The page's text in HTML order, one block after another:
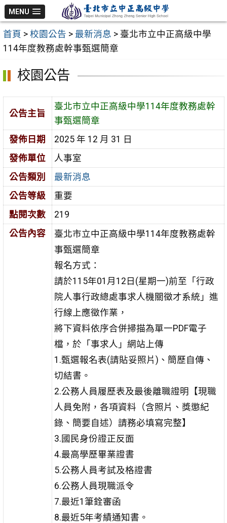
跳
至
主
要
MENU
首頁 > 校園公告 > 最新消息 > 臺北市立中正高級中學
114年度教務處幹事甄選簡章
校園公告
公告主旨
臺北市立中正高級中學114年度教務處幹
事甄選簡章
發佈日期
2025 年 12 月 31 日
發佈單位
人事室
公告類別
最新消息
公告等級
重要
點閱次數
219
公告內容
臺北市立中正高級中學114年度教務處幹
事甄選簡章
報名方式：
請於115年01月12日(星期一)前至「行政
院人事行政總處事求人機關徵才系統」進
行線上應徵作業，
將下資料依序合併掃描為單一PDF電子
檔，於「事求人」網站上傳
1.甄選報名表(請貼妥照片)、簡歷自傳、
切結書。
2.公務人員履歷表及最後離職證明【現職
人員免附，各項資料（含照片、獎懲紀
錄、簡要自述）請務必填寫完整】
3.國民身份證正反面
4.最高學歷畢業證書
5.公務人員考試及格證書
6.公務人員現職派令
7.最近1筆銓審函
8.最近5年考績通知書。